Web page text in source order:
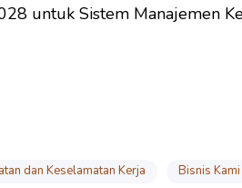
untuk Sistem Manajemen
dan Keselamatan Kerja Bisnis Kami